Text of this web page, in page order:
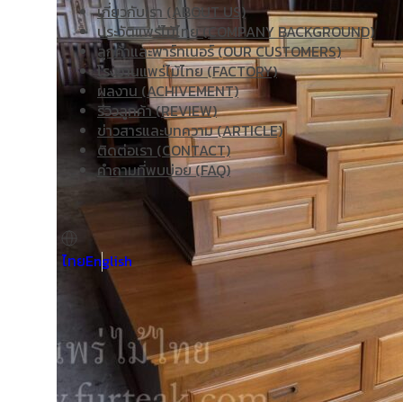
เกี่ยวกับเรา (ABOUT US)
ประวัติแพร่ไม้ไทย (COMPANY BACKGROUND)
ลูกค้าและพาร์ทเนอร์ (OUR CUSTOMERS)
โรงงานแพร่ไม้ไทย (FACTORY)
ผลงาน (ACHIVEMENT)
รีวิวลูกค้า (REVIEW)
ข่าวสารและบทความ (ARTICLE)
ติดต่อเรา (CONTACT)
คำถามที่พบบ่อย (FAQ)
English
ไทย